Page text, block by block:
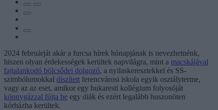
2024 februárját akár a furcsa hírek hónapjának is nevezhetnénk,
hiszen olyan érdekességek kerültek napvilágra, mint a macskájával
fajtalankodó bölcsődei dolgozó, a nyilaskeresztekkel és SS-
szimbólumokkal díszített ferencvárosi iskola egyik osztályterme,
vagy az az eset, amikor egy bukaresti kollégium folyosóját
könnygázzal fújta be egy diák és ezért legalább huszonöten
kórházba kerültek.